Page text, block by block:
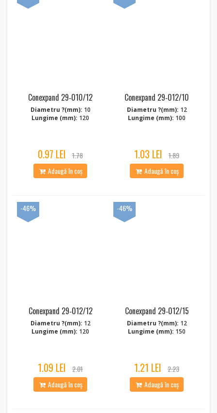
Conexpand 29‑010/12
Diametru ?(mm): 10
Lungime (mm): 120
0.97 LEI 1.78
Adaugă în coș
Conexpand 29‑012/10
Diametru ?(mm): 12
Lungime (mm): 100
1.03 LEI 1.89
Adaugă în coș
Conexpand 29‑012/12
Diametru ?(mm): 12
Lungime (mm): 120
1.09 LEI 2.01
-46%
Adaugă în coș
Conexpand 29‑012/15
Diametru ?(mm): 12
Lungime (mm): 150
1.21 LEI 2.23
-46%
Adaugă în coș